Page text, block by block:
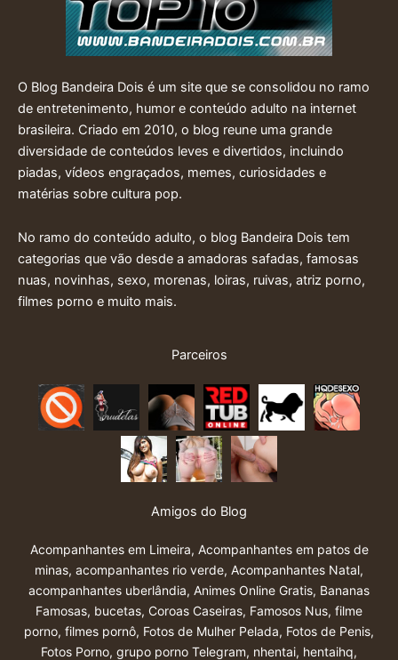
O Blog Bandeira Dois é um site que se consolidou no ramo
de entretenimento, humor e conteúdo adulto na internet
brasileira. Criado em 2010, o blog reune uma grande
diversidade de conteúdos leves e divertidos, incluindo
piadas, vídeos engraçados, memes, curiosidades e
matérias sobre cultura pop.
No ramo do conteúdo adulto, o blog Bandeira Dois tem
categorias que vão desde a amadoras safadas, famosas
nuas, novinhas, sexo, morenas, loiras, ruivas, atriz porno,
filmes porno e muito mais.
Parceiros
Amigos do Blog
Acompanhantes em Limeira, Acompanhantes em patos de
minas, acompanhantes rio verde, Acompanhantes Natal,
acompanhantes uberlândia, Animes Online Gratis, Bananas
Famosas, bucetas, Coroas Caseiras, Famosos Nus, filme
porno, filmes pornô, Fotos de Mulher Pelada, Fotos de Penis,
Fotos Porno, grupo porno Telegram, nhentai, hentaihq,